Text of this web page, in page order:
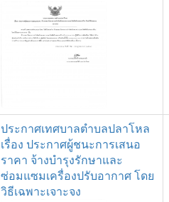
ประกาศเทศบาลตำบลปลาโหล
เรื่อง ประกาศผู้ชนะการเสนอ
ราคา จ้างบำรุงรักษาและ
ซ่อมแซมเครื่องปรับอากาศ โดย
วิธีเฉพาะเจาะจง